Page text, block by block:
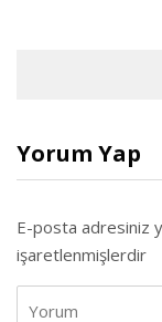
Yorum Yap
E-posta adresiniz
işaretlenmişlerdir